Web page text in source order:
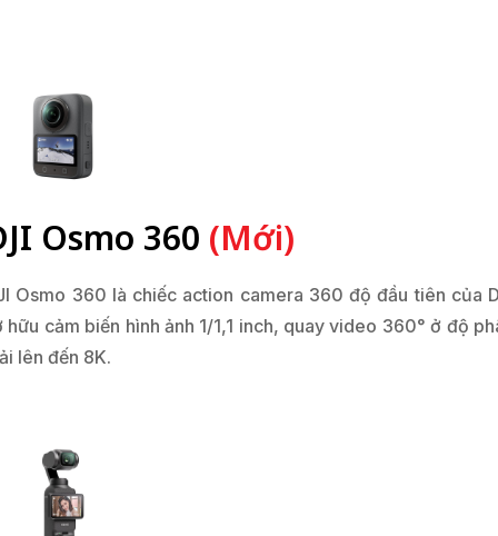
Osmo 360 (Mới)
Osmo 360 là chiếc action camera 360 độ đầu tiên của
hữu cảm biến hình ảnh 1/1,1 inch, quay video 360° ở độ
lên đến 8K.